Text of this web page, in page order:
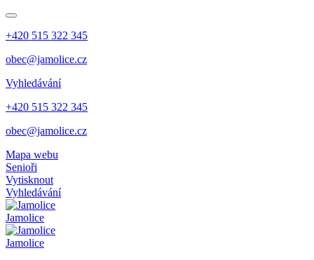
+420 515 322 345
obec@jamolice.cz
Vyhledávání
+420 515 322 345
obec@jamolice.cz
Mapa webu
Senioři
Vytisknout
Vyhledávání
Jamolice
Jamolice